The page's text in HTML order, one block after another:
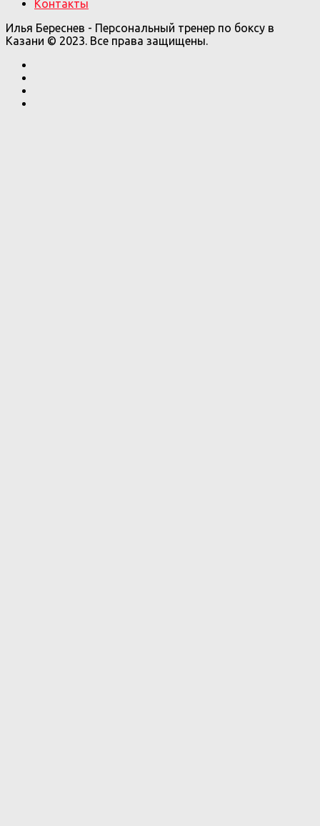
Контакты
Илья Береснев - Персональный тренер по боксу в
Казани © 2023. Все права защищены.